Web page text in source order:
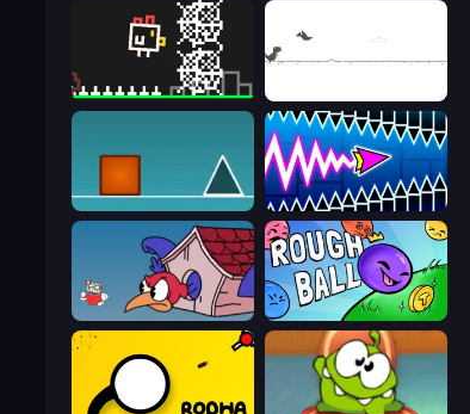
Chicken and Bee
Wave Dash: Geometry Arrow
Cuphead Rough Ball